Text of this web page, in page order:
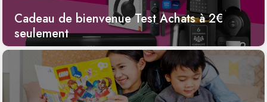
Cadeau de bienvenue Test Achats à 2€
seulement